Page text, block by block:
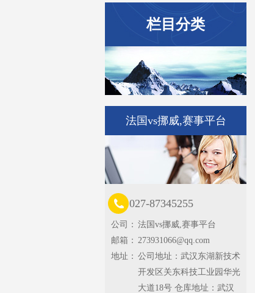
栏目分类
法国vs挪威,赛事平台
027-87345255
公司： 法国vs挪威,赛事平台
邮箱： 273931066@qq.com
地址： 公司地址：武汉东湖新技术
开发区关东科技工业园华光
大道18号 仓库地址：武汉